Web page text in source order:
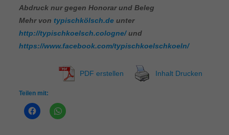
Abdruck nur gegen Honorar und Beleg
Mehr von typischkölsch.deunter
http://typischkoelsch.cologne/und
https://www.facebook.com/typischkoelschkoeln/
PDF erstellen Inhalt Drucken
Teilen mit: